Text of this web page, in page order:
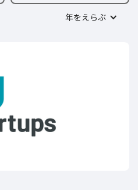
年をえらぶ